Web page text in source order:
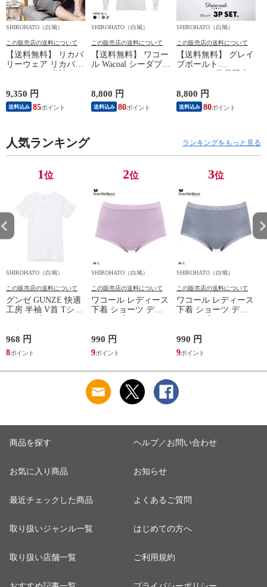
SHIROHATO（白鳩）
この販売店の送料について
【送料無料】 リカバ
リーウェア リカバリ
ームウェア パジャマ
リカバリーケア 7分
丈パンツ 疲労回復
9,350 円
送料込み 85
SHIROHATO（白鳩）
この販売店の送料について
【送料無料】 ワコー
ル Wacoal シーダブリ
JYURYU 柔流 ジュウ
リュウ メンズ トッ
プ SML ハイネック
8,800 円
送料込み 80
SHIROHATO（白鳩）
この販売店の送料について
【送料無料】 グレイ
ブボールト
サーパンツ おまかせ
3P 福袋 ショート ロ
ーライズ 3枚セット
8,800 円
送料込み 80
人気ランキング ランキングをもっと見る
1位
SHIROHATO（白鳩）
この販売店の送料について
グンゼ GUNZE 快適
工房 半袖 V首 Tシャ
本製 抗菌防臭
968 円
8
2位
SHIROHATO（白鳩）
この販売店の送料について
ワコール レディース
下着 ショーツ ディ
スタンダード ノーマ
ルショーツ ML
Wacoal
990 円
9
3位
SHIROHATO（白鳩）
この販売店の送料について
ワコール レディース
下着 ショーツ ディ
スタンダード ノーマ
ルショーツ ML
Wacoal
990 円
9
商品を探す
お気に入り商品
最近チェックした商品
取り扱いジャンル一覧
取り扱い店舗一覧
ヘルプ／お問い合わせ
お知らせ
よくあるご質問
はじめての方へ
ご利用規約